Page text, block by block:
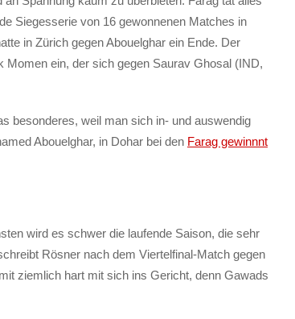
Siegesserie von 16 gewonnenen Matches in
in Zürich gegen Abouelghar ein Ende. Der
Momen ein, der sich gegen Saurav Ghosal (IND,
besonderes, weil man sich in- und auswendig
Abouelghar, in Dohar bei den Farag gewinnnt
wird es schwer die laufende Saison, die sehr
Rösner nach dem Viertelfinal-Match gegen
ziemlich hart mit sich ins Gericht, denn Gawads